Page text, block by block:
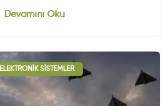
Devamını Oku
ELEKTRONIK SISTEMLER